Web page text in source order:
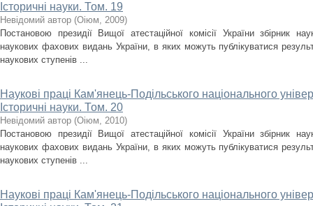
Історичні науки. Том. 19
Невідомий автор (Оіюм, 2009)
Постановою президії Вищої атестаційної комісії України збірник
наукових фахових видань України, в яких можуть публікуватися
наукових ступенів ...
Наукові праці Кам'янець-Подільського національного
Історичні науки. Том. 20
Невідомий автор (Оіюм, 2010)
Постановою президії Вищої атестаційної комісії України збірник
наукових фахових видань України, в яких можуть публікуватися
наукових ступенів ...
Наукові праці Кам'янець-Подільського національного